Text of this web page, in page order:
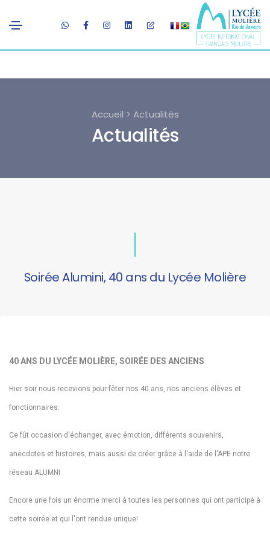
Accueil > Actualités
Actualités
Soirée Alumini, 40 ans du Lycée Molière
40 ANS DU LYCÉE MOLIÈRE, SOIRÉE DES ANCIENS
Hier soir nous recevions pour fêter nos 40 ans, nos anciens élèves et
fonctionnaires.
Ce fût occasion d'échanger, avec émotion, différents souvenirs,
anecdotes et histoires, mais aussi de créer grâce à l'aide de l'APE notre
réseau ALUMNI
Encore une fois un énorme merci à toutes les personnes qui ont participé à
cette soirée et qui l'ont rendue unique!